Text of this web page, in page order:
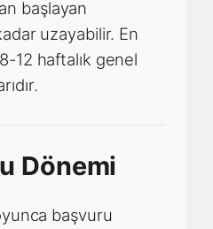
başlayan
uzayabilir. En
12 haftalık genel
Dönemi
başvuru